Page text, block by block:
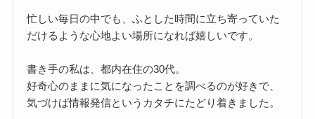
忙しい毎日の中でも、ふとした時間に立ち寄っていた
だけるような心地よい場所になれば嬉しいです。
書き手の私は、都内在住の30代。
好奇心のままに気になったことを調べるのが好きで、
気づけば情報発信というカタチにたどり着きました。